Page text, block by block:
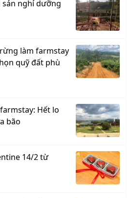
nghỉ dưỡng
làm farmstay
quỹ đất phù
Hết lo
bão
14/2 từ